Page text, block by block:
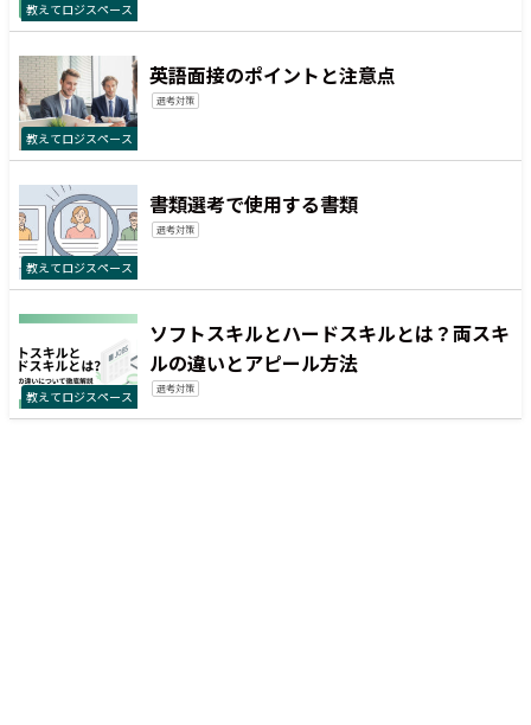
教えてロジスペース
教えてロジスペース
英語面接のポイントと注意点
選考対策
教えてロジスペース
書類選考で使用する書類
選考対策
教えてロジスペース
ソフトスキルとハードスキルとは？両スキ
ルの違いとアピール方法
選考対策